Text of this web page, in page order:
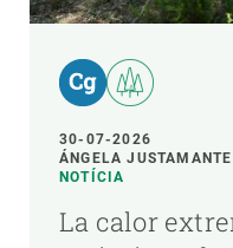
30-07-2026
ÁNGELA JUSTAMANTE
NOTÍCIA
La calor